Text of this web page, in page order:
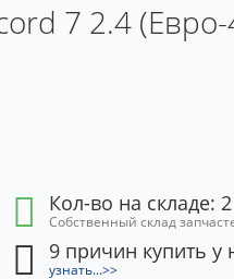
7 2.4 (Евро-
Кол-во на складе: 2
Собственный склад
9 причин купить у
узнать...>>